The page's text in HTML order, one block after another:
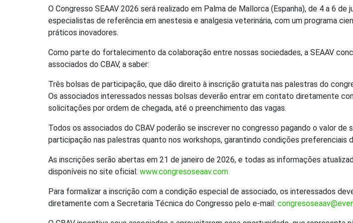
O Congresso SEAAV 2026 será realizado em Palma de Mallorca (Espanha), de 4 a 6 de
especialistas de referência em anestesia e analgesia veterinária, com um programa
práticos inovadores.
Como parte do fortalecimento da colaboração entre nossas sociedades, a SEAAV
associados do CBAV, a saber:
Três bolsas de participação, que dão direito à inscrição gratuita nas palestras do
Os associados interessados nessas bolsas deverão entrar em contato diretamente
solicitações por ordem de chegada, até o preenchimento das vagas.
Todos os associados do CBAV poderão se inscrever no congresso pagando o valor de
participação nas palestras quanto nos workshops, garantindo condições preferenciais
As inscrições serão abertas em 21 de janeiro de 2026, e todas as informações
disponíveis no site oficial: www.congresoseaav.com
Para formalizar a inscrição com a condição especial de associado, os interessados
diretamente com a Secretaria Técnica do Congresso pelo e-mail: